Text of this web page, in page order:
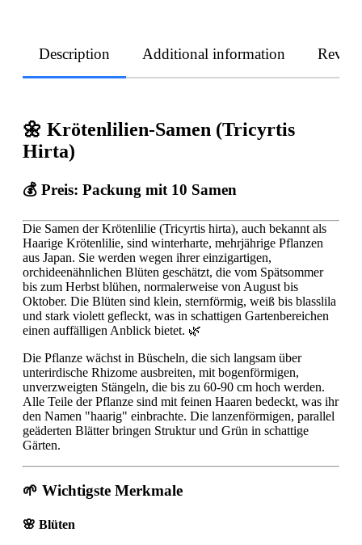
Description Additional information
🌼 Krötenlilien-Samen (Tricyrtis
Hirta)
💰 Preis: Packung mit 10 Samen
Die Samen der Krötenlilie (Tricyrtis hirta), auch bekannt als
Haarige Krötenlilie, sind winterharte, mehrjährige Pflanzen
aus Japan. Sie werden wegen ihrer einzigartigen,
orchideenähnlichen Blüten geschätzt, die vom Spätsommer
bis zum Herbst blühen, normalerweise von August bis
Oktober. Die Blüten sind klein, sternförmig, weiß bis blasslila
und stark violett gefleckt, was in schattigen Gartenbereichen
einen auffälligen Anblick bietet. 🌿
Die Pflanze wächst in Büscheln, die sich langsam über
unterirdische Rhizome ausbreiten, mit bogenförmigen,
unverzweigten Stängeln, die bis zu 60-90 cm hoch werden.
Alle Teile der Pflanze sind mit feinen Haaren bedeckt, was ihr
den Namen "haarig" einbrachte. Die lanzenförmigen, parallel
geäderten Blätter bringen Struktur und Grün in schattige
Gärten.
🌱 Wichtigste Merkmale
🌸 Blüten